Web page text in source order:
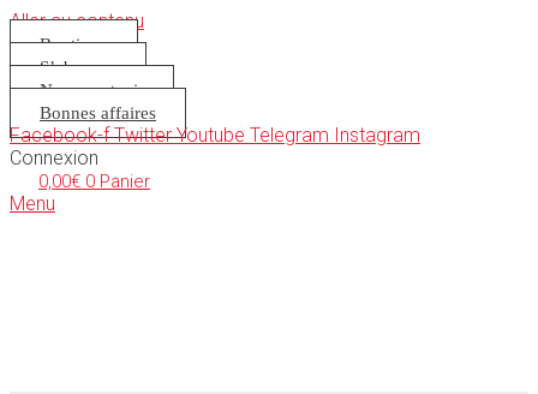
Aller au contenu
Boutique
S’abonner
Nous soutenir
Bonnes affaires
Facebook-f Twitter Youtube Telegram Instagram
Connexion
0,00€ 0 Panier
Menu